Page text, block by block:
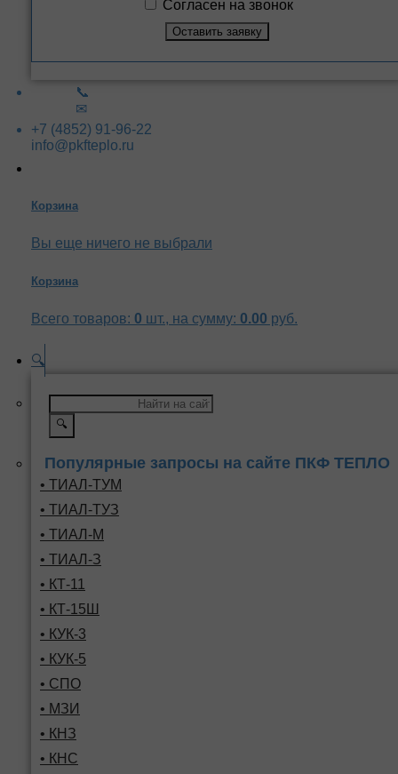
Согласен на звонок
📞
✉
+7 (4852) 91-96-22
info@pkfteplo.ru
Корзина
Вы еще ничего не выбрали
Корзина
Всего товаров: 0 шт., на сумму: 0.00 руб.
🔍
🔍
Популярные запросы на сайте ПКФ ТЕПЛО
• ТИАЛ-ТУМ
• ТИАЛ-ТУЗ
• ТИАЛ-М
• ТИАЛ-З
• КТ-11
• КТ-15Ш
• КУК-3
• КУК-5
• СПО
• МЗИ
• КНЗ
• КНС